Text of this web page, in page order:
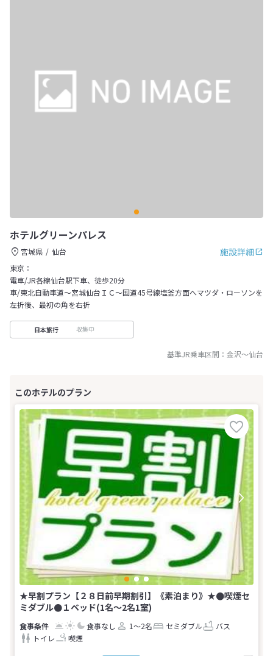
ホテルグリーンパレス
施設詳細
宮城県
仙台
東京：
電車/JR各線仙台駅下車、徒歩20分
車/東北自動車道～宮城仙台ＩＣ～国道45号線塩釜方面へマツダ・ローソンを
左折後、最初の角を右折
日本旅行 収集中
基準JR乗車区間： 金沢～仙台
★早割プラン【２８日前早期割引】《素泊まり》★●喫煙セ
ミダブル●１ベッド(1名～2名1室)
食事なし 1～2名 セミダブル
バス
トイレ
喫煙